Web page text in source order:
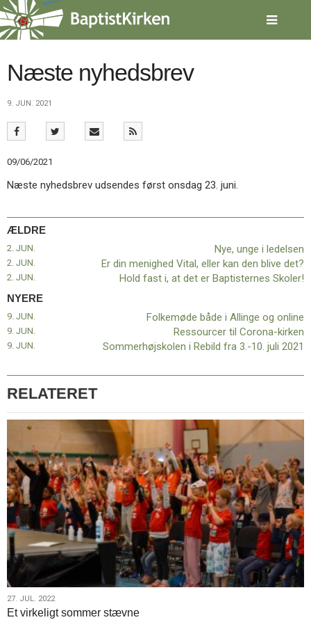
Spring
menu
over
gå
tilbage
forsiden
2.0:
Nyheder
3.0:
Kalender
6.0:
Mission
BaptistKirken
8.0:
Kontakt
10.0:
Nyheder
11.0:
Kalender
12.0:
Inspiration
13.0:
Værktøjskassen
15.0:
Om
BaptistKirken
Næste
Folkemøde
både
Allinge
onlineForrige
indlæg:
Nye,
ledelsen
Næste nyhedsbrev
9. JUN. 2021
09/06/2021
Næste nyhedsbrev udsendes først onsdag 23. juni.
ÆLDRE
2. JUN. Nye, unge i ledelsen
2. JUN. Er din menighed Vital, eller kan den blive det?
2. JUN. Hold fast i, at det er Baptisternes Skoler!
NYERE
Folkemøde både i Allinge og online
9. JUN.
Ressourcer til Corona-kirken
9. JUN.
Sommerhøjskolen i Rebild fra 3.-10. juli 2021
9. JUN.
RELATERET
27.
jul.
27. JUL. 2022
Et virkeligt sommer stævne